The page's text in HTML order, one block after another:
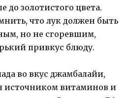
до золотистого цвета.
что лук должен быть
но не сгоревшим,
привкус блюду.
во вкус джамбалайи,
источником витаминов и